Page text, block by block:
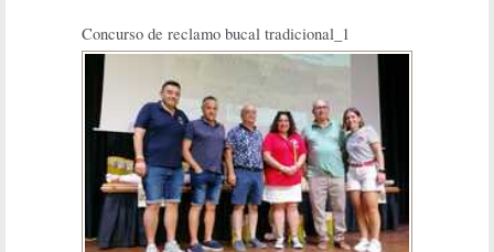
Concurso de reclamo bucal tradicional_1